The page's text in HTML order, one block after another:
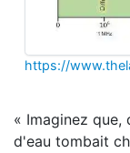
https://
« Imaginez que,
d'eau tombait